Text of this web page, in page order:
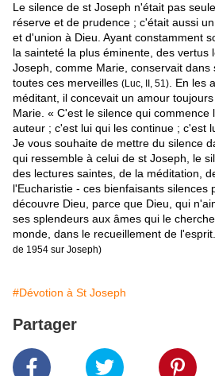
Le silence de st Joseph n'était pas
réserve et de prudence ; c'était aussi
et d'union à Dieu. Ayant constamment
la sainteté la plus éminente, des vertus
Joseph, comme Marie, conservait
toutes ces merveilles (Luc, II, 51) . En les
méditant, il concevait un amour
Marie. « C'est le silence qui commence
auteur ; c'est lui qui les continue ; c'est
Je vous souhaite de mettre du silence
qui ressemble à celui de st Joseph, le
des lectures saintes, de la méditation,
l'Eucharistie - ces bienfaisants silences
découvre Dieu, parce que Dieu, qui
ses splendeurs aux âmes qui le
monde, dans le recueillement de l'esprit.
de 1954 sur Joseph)
#Dévotion à St Joseph
Partager